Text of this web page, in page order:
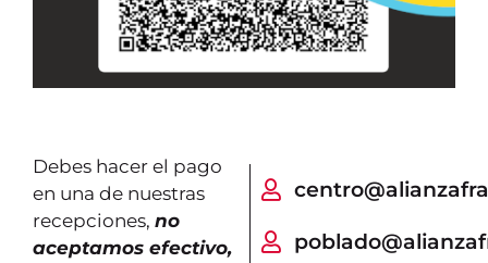
Debes hacer el pago
en una de nuestras
recepciones, no
aceptamos efectivo,